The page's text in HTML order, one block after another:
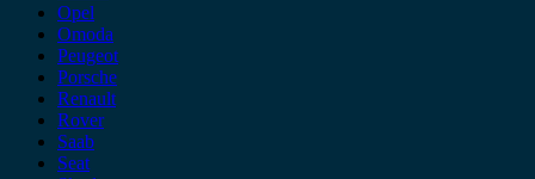
Opel
Omoda
Peugeot
Porsche
Renault
Rover
Saab
Seat